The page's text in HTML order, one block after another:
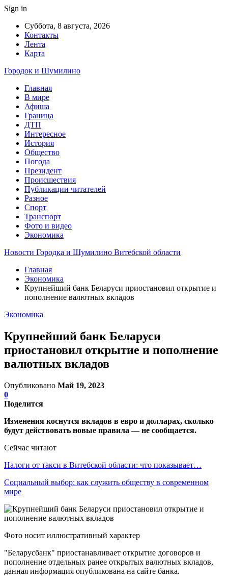
Sign in
Суббота, 8 августа, 2026
Контакты
Лента
Карта
Городок и Шумилино
Главная
В мире
Афиша
Граница
ДТП
Интересное
История
Общество
Погода
Президент
Происшествия
Публикации читателей
Разное
Спорт
Транспорт
Фото и видео
Экономика
Новости Городка и Шумилино Витебской области
Главная
Экономика
Крупнейший банк Беларуси приостановил открытие и
пополнение валютных вкладов
Экономика
Крупнейший банк Беларуси
приостановил открытие и пополнение
валютных вкладов
Опубликовано Май 19, 2023
0
Поделится
Изменения коснутся вкладов в евро и долларах, сколько
будут действовать новые правила — не сообщается.
Сейчас читают
Налоги от такси в Витебской области: что показывает…
Социальный выбор: как служить обществу в современном
мире
Фото носит иллюстративный характер
"Беларусбанк" приостанавливает открытие договоров и
пополнение отдельных ранее открытых валютных вкладов,
данная информация опубликована на сайте банка.